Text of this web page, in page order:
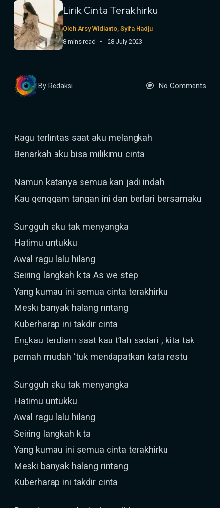
Lirik Cinta Terakhirku
Oleh Arsy Widianto, Syifa Hadju
8 mins read
28 July 2023
By Redaksi No Comments
Ragu terlintas saat aku melangkah
Benarkah aku bisa milikimu cinta
Namun katanya semua kan jadi indah
Kau genggam tangan ini dan berlari bersamaku
Sungguh aku tak menyangka
Hatimu untukku
Awal ragu lalu hilang
Seiring langkah kita As we step
Yang kumau ini semua cinta terakhirku
Meski banyak halang rintang
Kuberharap ini takdir cinta
Engkau terdiam saat kau t’lah sadari , kita tak
pernah mudah ‘tuk mendapatkan kata restu
Sungguh aku tak menyangka
Hatimu untukku
Awal ragu lalu hilang
Seiring langkah kita
Yang kumau ini semua cinta terakhirku
Meski banyak halang rintang
Kuberharap ini takdir cinta